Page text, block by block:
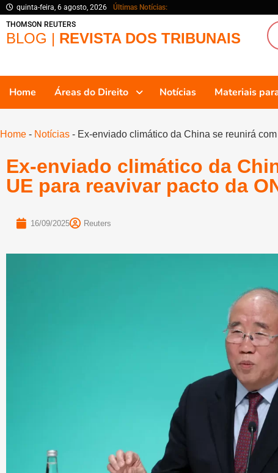
quinta-feira, 6 agosto, 2026
Últimas Notícias:
THOMSON REUTERS
BLOG | REVISTA DOS TRIBUNAIS
Home Áreas do Direito Notícias Materiais
Home - Notícias - Ex-enviado climático da China se reunirá
Ex-enviado climático da
UE para reavivar pacto da
16/09/2025 Reuters